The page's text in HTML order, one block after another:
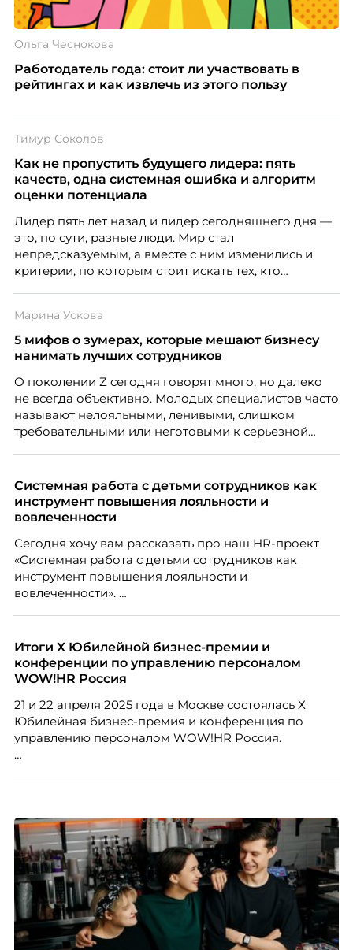
Ольга Чеснокова
Работодатель года: стоит ли участвовать в
рейтингах и как извлечь из этого пользу
Тимур Соколов
Как не пропустить будущего лидера: пять
качеств, одна системная ошибка и алгоритм
оценки потенциала
Лидер пять лет назад и лидер сегодняшнего дня —
это, по сути, разные люди. Мир стал
непредсказуемым, а вместе с ним изменились и
критерии, по которым стоит искать тех, кто
«свадебного генерала», почему стандартные
системы оценки часто упускают самых талантливых
людей и как выявить лидерский потенциал ещё до
Тимур Соколов, ключевой эксперт по
стратегическому развитию и формированию
культуры лидерства в организациях.
Марина Ускова
5 мифов о зумерах, которые мешают бизнесу
нанимать лучших сотрудников
О поколении Z сегодня говорят много, но далеко
не всегда объективно. Молодых специалистов часто
называют нелояльными, ленивыми, слишком
требовательными или неготовыми к серьезной
кадровых ошибок. В этой статье Марина Ускова,
руководитель отдела подбора персонала
рекрутинговой компании, разбирает самые
почему устаревшие представления мешают
бизнесу находить и удерживать сильных
сотрудников.
Системная работа с детьми сотрудников как
инструмент повышения лояльности и
вовлеченности
Сегодня хочу вам рассказать про наш HR-проект
«Системная работа с детьми сотрудников как
инструмент повышения лояльности и
вовлеченности».
Итоги X Юбилейной бизнес-премии и
конференции по управлению персоналом
WOW!HR Россия
21 и 22 апреля 2025 года в Москве состоялась X
Юбилейная бизнес-премия и конференция по
управлению персоналом WOW!HR Россия.